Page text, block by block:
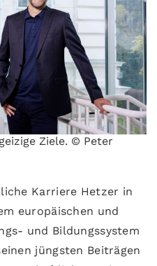
Ziele. © Peter
Karriere Hetzer in
europäischen und
und Bildungssystem
jüngsten Beiträgen